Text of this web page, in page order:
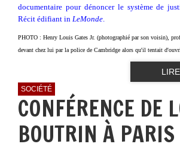
documentaire pour dénoncer le système de
Récit édifiant in LeMonde
PHOTO : Henry Louis Gates Jr. (photographié par son voisin),
devant chez lui par la police de Cambridge alors qu'il tentait
SOCIÉTÉ
CONFÉRENCE DE
BOUTRIN À PARIS